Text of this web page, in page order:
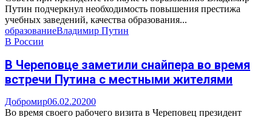
Путин подчеркнул необходимость повышения престижа
учебных заведений, качества образования...
образованиеВладимир Путин
В России
В Череповце заметили снайпера во время
встречи Путина с местными жителями
Добромир06.02.20200
Во время своего рабочего визита в Череповец президент